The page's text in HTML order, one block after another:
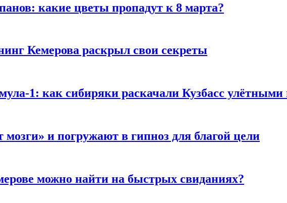
какие цветы пропадут к 8 марта?
Кемерова раскрыл свои секреты
1: как сибиряки раскачали Кузбасс улётными
и погружают в гипноз для благой цели
можно найти на быстрых свиданиях?